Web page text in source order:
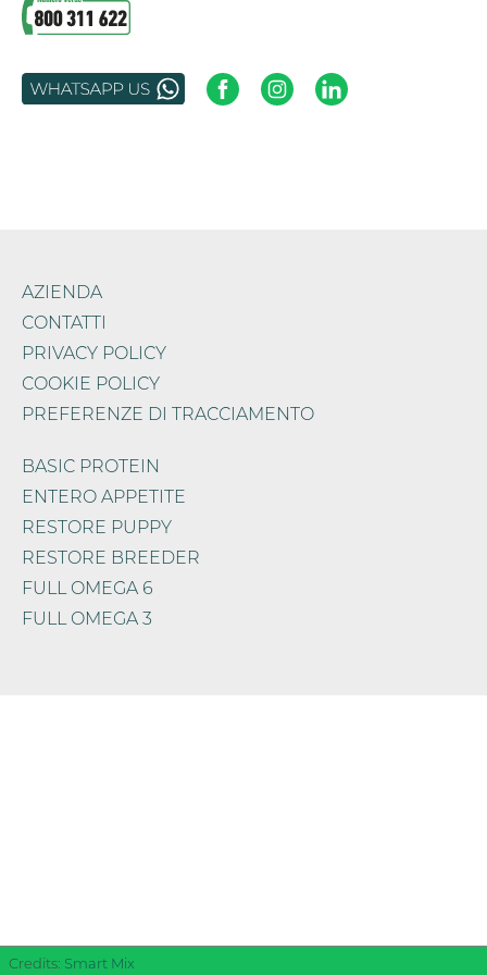
6
quantità
AZIENDA
CONTATTI
PRIVACY POLICY
COOKIE POLICY
PREFERENZE DI TRACCIAMENTO
BASIC PROTEIN
ENTERO APPETITE
RESTORE PUPPY
RESTORE BREEDER
FULL OMEGA 6
FULL OMEGA 3
Credits: Smart Mix